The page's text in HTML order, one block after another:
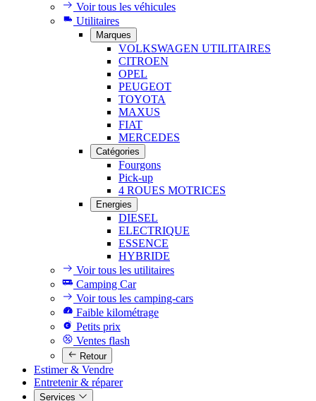
Voir tous les véhicules
Utilitaires
Marques
VOLKSWAGEN UTILITAIRES
CITROEN
OPEL
PEUGEOT
TOYOTA
MAXUS
FIAT
MERCEDES
Catégories
Fourgons
Pick-up
4 ROUES MOTRICES
Energies
DIESEL
ELECTRIQUE
ESSENCE
HYBRIDE
Voir tous les utilitaires
Camping Car
Voir tous les camping-cars
Faible kilométrage
Petits prix
Ventes flash
Retour
Estimer & Vendre
Entretenir & réparer
Services